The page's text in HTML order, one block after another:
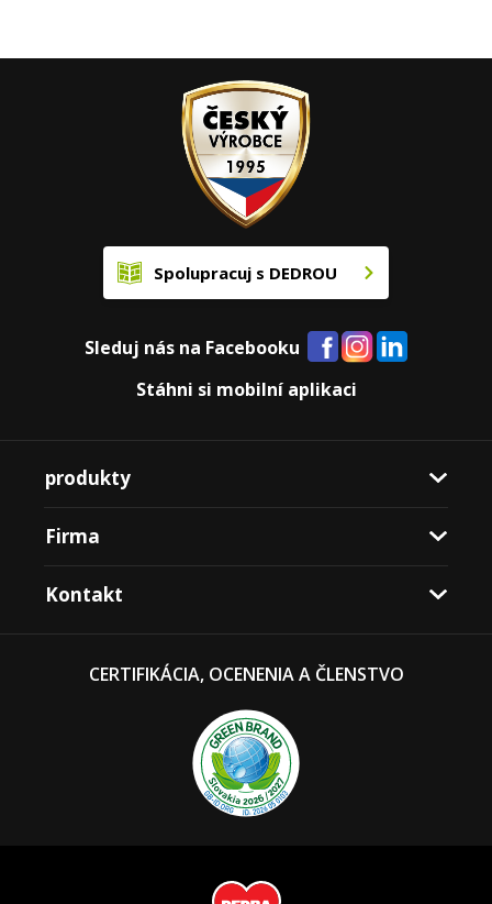
Spolupracuj s DEDROU
Sleduj nás na Facebooku
Stáhni si mobilní aplikaci
produkty
Firma
Kontakt
CERTIFIKÁCIA, OCENENIA A ČLENSTVO